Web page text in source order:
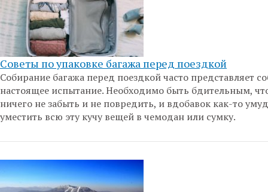
Советы по упаковке багажа перед поездкой
Собирание багажа перед поездкой часто представляет
настоящее испытание. Необходимо быть бдительным,
ничего не забыть и не повредить, и вдобавок как-то
уместить всю эту кучу вещей в чемодан или сумку.